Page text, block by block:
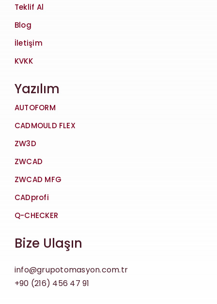
Teklif Al
Blog
İletişim
KVKK
Yazılım
AUTOFORM
CADMOULD FLEX
ZW3D
ZWCAD
ZWCAD MFG
CADprofi
Q-CHECKER
Bize Ulaşın
info@grupotomasyon.com.tr
+90 (216) 456 47 91